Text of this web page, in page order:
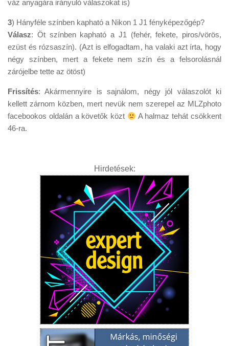
váz anyagára irányuló válaszokat is)
3) Hányféle színben kapható a Nikon 1 J1 fényképezőgép?
Válasz: Öt színben kapható a J1 (fehér, fekete, piros/vörös,
ezüst és rózsaszín). (Azt is elfogadtam, ha valaki azt írta, hogy
négy színben, mert a fekete nem szín és a felsorolásnál
zárójelbe tette az ötöst)
Frissítés: Akármennyire is sajnálom, négy jól válaszolót ki
kellett zárnom közben, mert nevük nem szerepel az MLZphoto
facebookos oldalán a követők közt
A halmaz tehát csökkent
46-ra.
Hirdetések: